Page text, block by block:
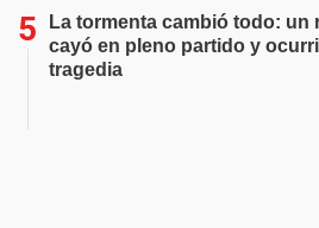
La tormenta cambió todo: un
cayó en pleno partido y
tragedia